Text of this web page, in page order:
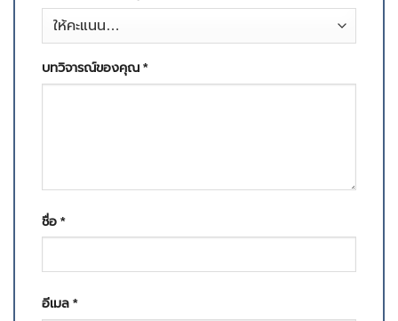
บทวิจารณ์ของคุณ *
ชื่อ *
อีเมล *